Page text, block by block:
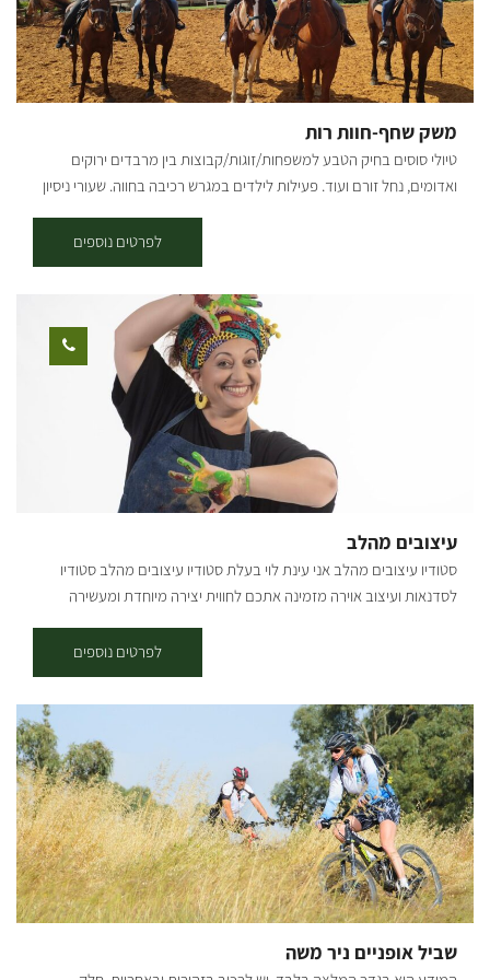
משק שחף-חוות רות
טיולי סוסים בחיק הטבע למשפחות/זוגות/קבוצות בין מרבדים ירוקים
ואדומים, נחל זורם ועוד. פעילות לילדים במגרש רכיבה בחווה. שעורי ניסיון
והגבלת משקל בכל הפעילות עם הסוסים. - פעילות בחווה מגיל 4, טיולים
מגיל 9 (ובתנאי שנראה יכולת רכיבה). - נשמח לעזור לכם לתכנן הצעות
נישואין, ימי הולדת, ארוחות בשטח ועוד. - יש להגיע עם מכנס ארוך ונעליים
לפרטים נוספים
עיצובים מהלב
סטודיו עיצובים מהלב אני עינת לוי בעלת סטודיו עיצובים מהלב סטודיו
לסדנאות ועיצוב אוירה מזמינה אתכם לחווית יצירה מיוחדת ומעשירה
חומרים שונים ומגוונים מקרמה, פסיפס, רקמה, ציור מנדלות, הדפס על עץ,
עיצוב בנייר הסדנאות נבנות בהתאמה אישית לאחר שיח ותיאום מראש. אני
מאמינה שבכח היצירה האומנותית לאפשר לכל אחד מפגש אותנטי עם
האני העצמי שלו הסדנאות מיועדות לזוגות או לחבורה בסטודיו או מחוצה לו
(תלוי מזג אויר/ הנחיות קורונה ): *סדנאות זוגיות - מגבשות ומקרבות.
בסדנה מתרחשת פגישה זוגית בעולם שהוא מעבר למוכר לנו. מתאים מאוד
כמתנה זוגית *סדנאות משפחתיות/ חבורות - גיבוש וחוויה אותה תוכלו
לנצור לאורך שנים *סדנאות העצמה עבור קבוצות - בהן ניתן לשלב
דינמיקה קבוצתית (עד 10 אנשים בסטודיו עד 20 איש בחצר) -בכל סדנה
מוגש כיבוד קל -ניתן להזמין מראש סל פינוקים אוגוסט יוצא מהמסגרת
ואנחנו יוצאים מהשגרה חגיגות אוגוסט בסטודיו חודש של סדנאות, צבע,
לפרטים נוספים
שביל אופניים ניר משה